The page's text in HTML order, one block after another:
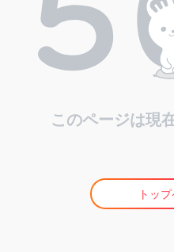
このページは現